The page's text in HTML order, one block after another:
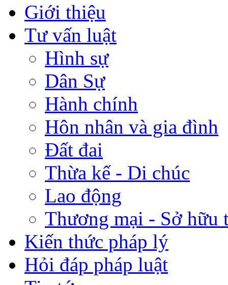
Giới thiệu
Tư vấn luật
Hình sự
Dân Sự
Hành chính
Hôn nhân và gia đình
Đất đai
Thừa kế - Di chúc
Lao động
Thương mại - Sở hữu
Kiến thức pháp lý
Hỏi đáp pháp luật